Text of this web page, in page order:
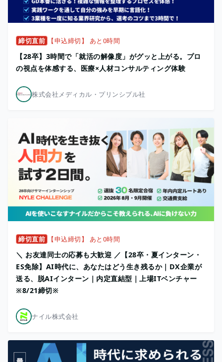
締切直前 【申込締切】 あと0時間
【28卒】3時間で「就活の解像度」がグッと上がる。プロ
の視点を体感する、医療×人材コンサルティング体験
株式会社メディカル・プリンシプル社
締切直前 【申込締切】 あと0時間
＼ お友達同士の応募も大歓迎 ／【28卒・夏インターン・
ES免除】AI時代に、あなたはどう生き残るか｜DX企業が
送る、脱AIインターン｜内定直結型｜上場ITベンチャー
※8/21締切※
ナイル株式会社